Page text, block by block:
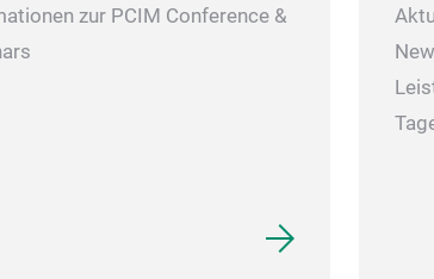
zur PCIM Conference &